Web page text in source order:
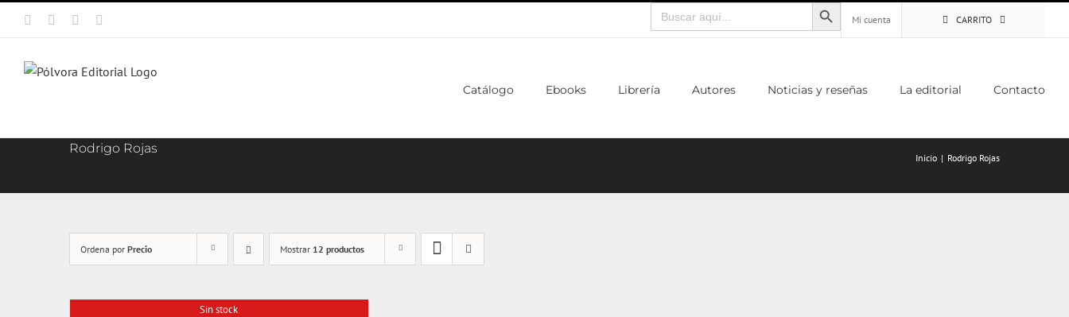
Facebook Instagram
Buscar:
Mi cuenta
CARRITO
Catálogo Ebooks Librería Autores Noticias y reseñas La editorial Contacto
Rodrigo Rojas
Inicio Rodrigo Rojas
Ordena por Precio Mostrar 12 productos
Sin stock